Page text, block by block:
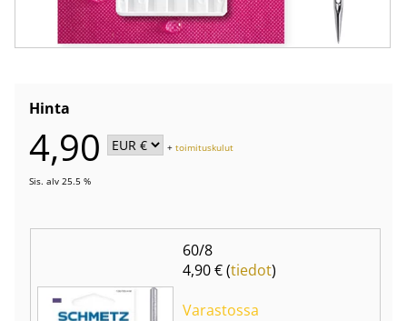
Hinta
4,90 +toimituskulut
Sis. alv 25.5 %
60/8
4,90 € (tiedot)
Varastossa